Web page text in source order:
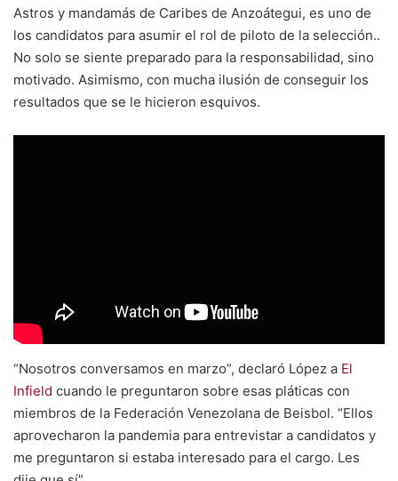
Astros y mandamás de Caribes de Anzoátegui, es uno de
los candidatos para asumir el rol de piloto de la selección..
No solo se siente preparado para la responsabilidad, sino
motivado. Asimismo, con mucha ilusión de conseguir los
resultados que se le hicieron esquivos.
“Nosotros conversamos en marzo”, declaró López a El
Infield cuando le preguntaron sobre esas pláticas con
miembros de la Federación Venezolana de Beisbol. “Ellos
aprovecharon la pandemia para entrevistar a candidatos y
me preguntaron si estaba interesado para el cargo. Les